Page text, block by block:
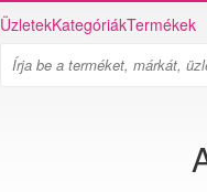
ÜzletekKategóriákTermékek